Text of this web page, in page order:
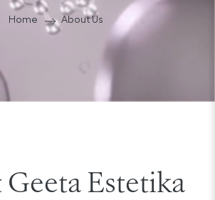
Home About Us
Estetika